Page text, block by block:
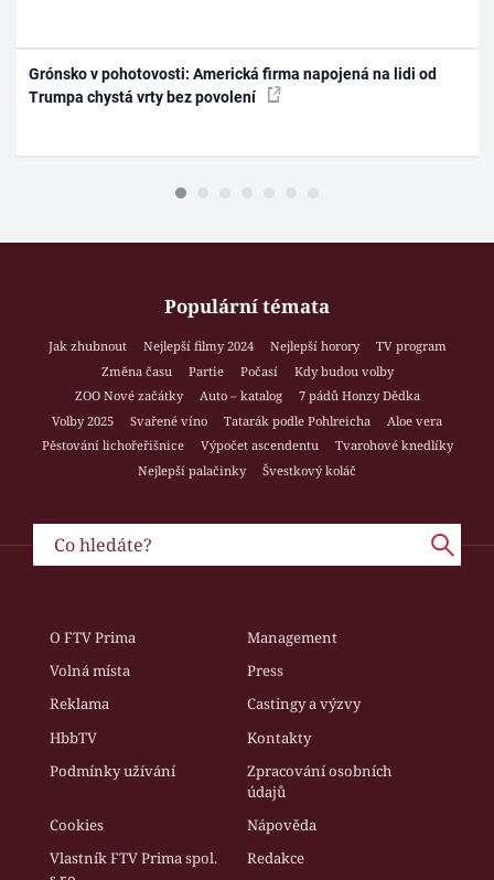
Grónsko v pohotovosti: Americká firma napojená na lidi od
Trumpa chystá vrty bez povolení
Populární témata
Jak zhubnout Nejlepší filmy 2024 Nejlepší horory
TV program
Změna času
Partie Počasí
Kdy budou volby
ZOO Nové začátky
Auto – katalog
7 pádů Honzy Dědka
Volby 2025
Svařené víno Tatarák podle Pohlreicha
Aloe vera
Pěstování lichořeřišnice
Výpočet ascendentu
Tvarohové knedlíky
Nejlepší palačinky
Švestkový koláč
O FTV Prima
Management
Volná místa
Press
Reklama
Castingy a výzvy
HbbTV
Kontakty
Podmínky užívání
Zpracování osobních
údajů
Cookies
Nápověda
Vlastník FTV Prima spol.
Redakce